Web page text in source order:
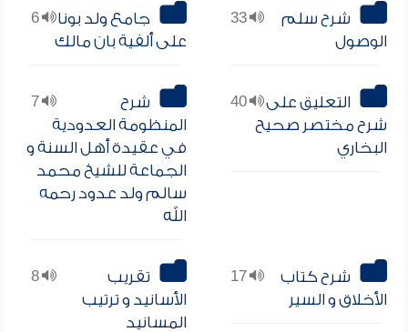
33
شرح سلم
الوصول
6
جامع ولد بونا
على ألفية بان مالك
40
التعليق على
شرح مختصر صحيح
البخاري
7
شرح
المنظومة العدودية
في عقيدة أهل السنة و
الجماعة للشيخ محمد
سالم ولد عدود رحمه
الله
17
شرح كتاب
الأخلاق و السير
8
تقريب
الأسانيد و ترتيب
المسانيد